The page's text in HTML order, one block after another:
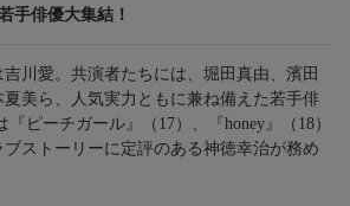
手俳優大集結！
川愛。共演者たちには、堀田真由、濱田
美ら、人気実力ともに兼ね備えた若手俳
ピーチガール』（17）、『honey』（18）
ストーリーに定評のある神徳幸治が務め